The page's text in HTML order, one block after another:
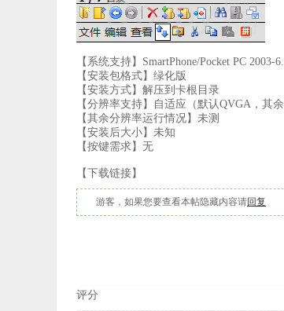
【系统支持】SmartPhone/Pocket PC 2003-
【安装包格式】绿化版
【安装方式】解压到卡根目录
【分辨率支持】自适应（默认QVGA，其
【其余分辨率运行情况】未测
【安装后大小】未知
【按键需求】无
【下载链接】
游客，如果您要查看本帖隐藏内容请回复
评分